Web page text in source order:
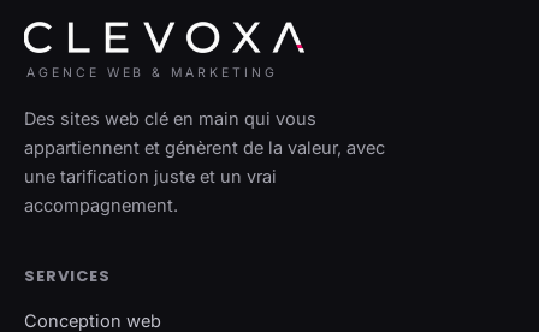
AGENCE WEB & MARKETING
Des sites web clé en main qui vous
appartiennent et génèrent de la valeur, avec
une tarification juste et un vrai
accompagnement.
SERVICES
Conception web